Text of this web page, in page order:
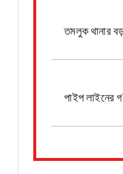
তমলুক থানার
পাইপ লাইনের
৫ ই আগস্ট